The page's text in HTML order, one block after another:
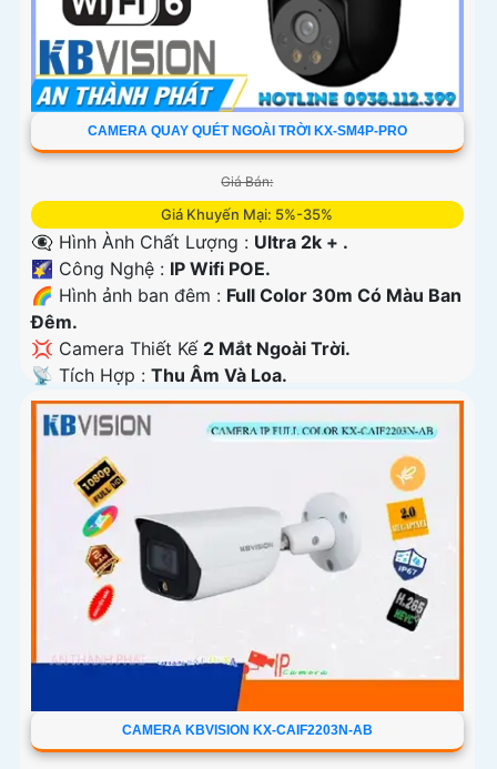
CAMERA QUAY QUÉT NGOÀI TRỜI KX-SM4P-PRO
Giá Bán:
Giá Khuyến Mại: 5%-35%
👁️‍🗨 Hình Ành Chất Lượng : Ultra 2k + .
🌠 Công Nghệ : IP Wifi POE.
🌈 Hình ảnh ban đêm : Full Color 30m Có Màu Ban
Ðêm.
💢 Camera Thiết Kế 2 Mắt Ngoài Trời.
️📡 Tích Hợp : Thu Âm Và Loa.
CAMERA KBVISION KX-CAIF2203N-AB